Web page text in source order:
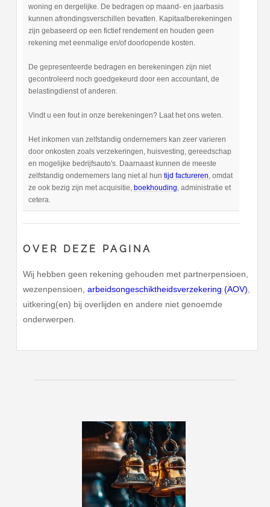
woning en dergelijke. De bedragen op maand- en jaarbasis
kunnen afrondingsverschillen bevatten. Kapitaalberekeningen
zijn gebaseerd op een fictief rendement en houden geen
rekening met eenmalige en/of doorlopende kosten.
De gepresenteerde bedragen en berekeningen zijn niet
gecontroleerd noch goedgekeurd door een accountant, de
belastingdienst of anderen.
Vindt u een fout in onze berekeningen? Laat het ons weten.
Het inkomen van zelfstandig ondernemers kan zeer varieren
door onkosten zoals verzekeringen, huisvesting, gereedschap
en mogelijke bedrijfsauto's. Daarnaast kunnen de meeste
zelfstandig ondernemers lang niet al hun tijd factureren , omdat
ze ook bezig zijn met acquisitie, boekhouding , administratie et
cetera.
OVER DEZE PAGINA
Wij hebben geen rekening gehouden met partnerpensioen,
wezenpensioen,arbeidsongeschiktheidsverzekering (AOV)
uitkering(en) bij overlijden en andere niet genoemde
onderwerpen.